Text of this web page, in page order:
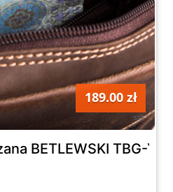
189.00 zł
szt
BETLEWSKI TBG-